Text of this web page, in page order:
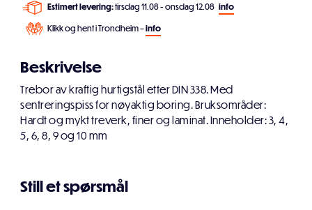
Estimert levering:tirsdag 11.08 - onsdag 12.08 info
Klikk og hent i Trondheim –info
Beskrivelse
Trebor av kraftig hurtigstål etter DIN 338. Med
sentreringspiss for nøyaktig boring. Bruksområder:
Hardt og mykt treverk, finer og laminat. Inneholder: 3, 4,
5, 6, 8, 9 og 10 mm
Still et spørsmål